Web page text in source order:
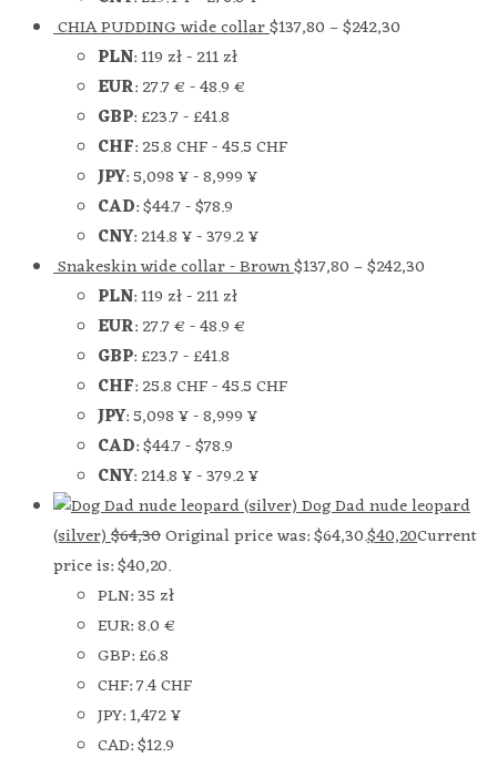
CHIA PUDDING wide collar$137,80–$242,30
PLN:119 zł-211 zł
EUR:27.7 €-48.9 €
GBP:£23.7-£41.8
CHF:25.8 CHF-45.5 CHF
JPY:5,098 ¥-8,999 ¥
CAD:$44.7-$78.9
CNY:214.8 ¥-379.2 ¥
Snakeskin wide collar - Brown$137,80–$242,30
PLN:119 zł-211 zł
EUR:27.7 €-48.9 €
GBP:£23.7-£41.8
CHF:25.8 CHF-45.5 CHF
JPY:5,098 ¥-8,999 ¥
CAD:$44.7-$78.9
CNY:214.8 ¥-379.2 ¥
Dog Dad nude leopard
(silver)$64,30Original price was: $64,30.$40,20Current
price is: $40,20.
PLN:35 zł
EUR:8.0 €
GBP:£6.8
CHF:7.4 CHF
JPY:1,472 ¥
CAD:$12.9